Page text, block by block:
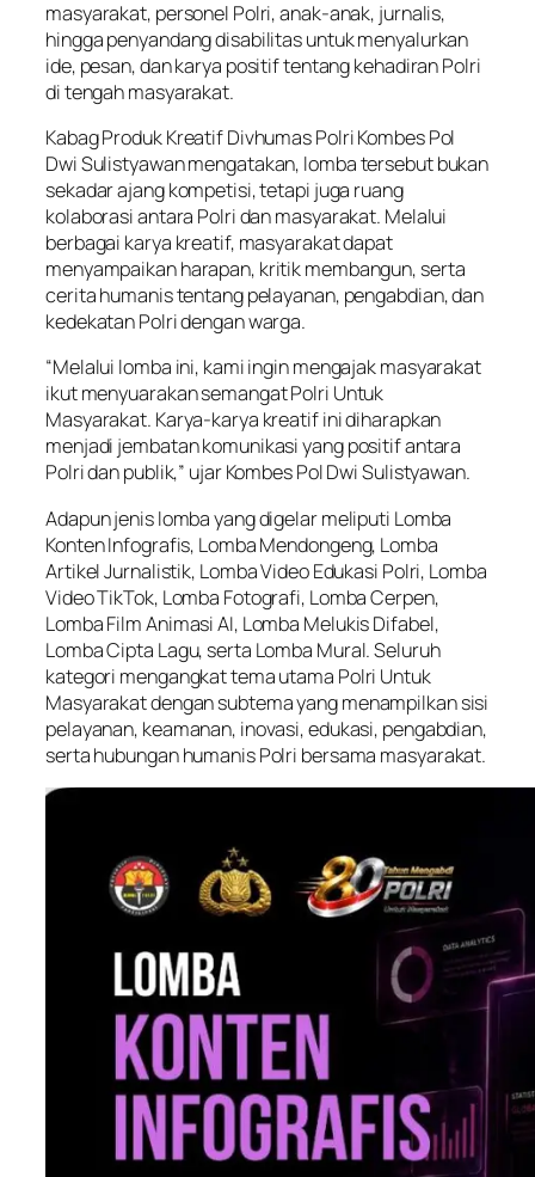
masyarakat, personel Polri, anak-anak, jurnalis,
hingga penyandang disabilitas untuk menyalurkan
ide, pesan, dan karya positif tentang kehadiran Polri
di tengah masyarakat.
Kabag Produk Kreatif Divhumas Polri Kombes Pol
Dwi Sulistyawan mengatakan, lomba tersebut bukan
sekadar ajang kompetisi, tetapi juga ruang
kolaborasi antara Polri dan masyarakat. Melalui
berbagai karya kreatif, masyarakat dapat
menyampaikan harapan, kritik membangun, serta
cerita humanis tentang pelayanan, pengabdian, dan
kedekatan Polri dengan warga.
“Melalui lomba ini, kami ingin mengajak masyarakat
ikut menyuarakan semangat Polri Untuk
Masyarakat. Karya-karya kreatif ini diharapkan
menjadi jembatan komunikasi yang positif antara
Polri dan publik,” ujar Kombes Pol Dwi Sulistyawan.
Adapun jenis lomba yang digelar meliputi Lomba
Konten Infografis, Lomba Mendongeng, Lomba
Artikel Jurnalistik, Lomba Video Edukasi Polri, Lomba
Video TikTok, Lomba Fotografi, Lomba Cerpen,
Lomba Film Animasi AI, Lomba Melukis Difabel,
Lomba Cipta Lagu, serta Lomba Mural. Seluruh
kategori mengangkat tema utama Polri Untuk
Masyarakat dengan subtema yang menampilkan sisi
pelayanan, keamanan, inovasi, edukasi, pengabdian,
serta hubungan humanis Polri bersama masyarakat.